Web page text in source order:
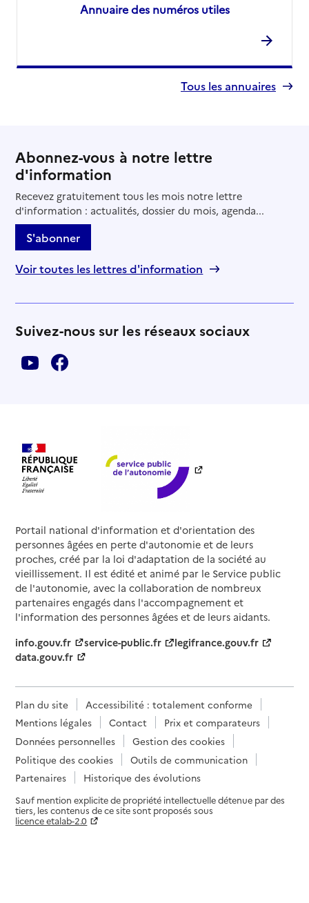
Annuaire des numéros utiles
Tous les annuaires
Abonnez-vous à notre lettre
d'information
Recevez gratuitement tous les mois notre lettre
d'information : actualités, dossier du mois, agenda...
S'abonner
Voir toutes les lettres d'information
Suivez-nous sur les réseaux sociaux
Portail national d'information et d'orientation des
personnes âgées en perte d'autonomie et de leurs
proches, créé par la loi d'adaptation de la société au
vieillissement. Il est édité et animé par le Service public
de l'autonomie, avec la collaboration de nombreux
partenaires engagés dans l'accompagnement et
l'information des personnes âgées et de leurs aidants.
info.gouv.fr
service-public.fr
legifrance.gouv.fr
data.gouv.fr
Plan du site
Accessibilité : totalement conforme
Mentions légales
Contact
Prix et comparateurs
Données personnelles
Gestion des cookies
Politique des cookies
Outils de communication
Partenaires
Historique des évolutions
Sauf mention explicite de propriété intellectuelle détenue par des
tiers, les contenus de ce site sont proposés sous
licence etalab-2.0